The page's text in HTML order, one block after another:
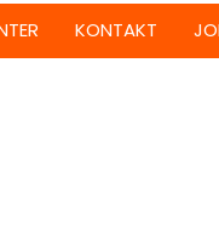
KONTAKT